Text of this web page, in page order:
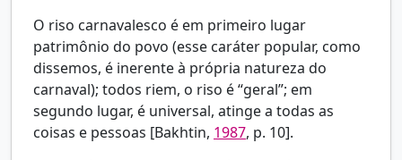
O riso carnavalesco é em primeiro lugar
patrimônio do povo (esse caráter popular, como
dissemos, é inerente à própria natureza do
carnaval); todos riem, o riso é “geral”; em
segundo lugar, é universal, atinge a todas as
coisas e pessoas [Bakhtin, 1987, p. 10].